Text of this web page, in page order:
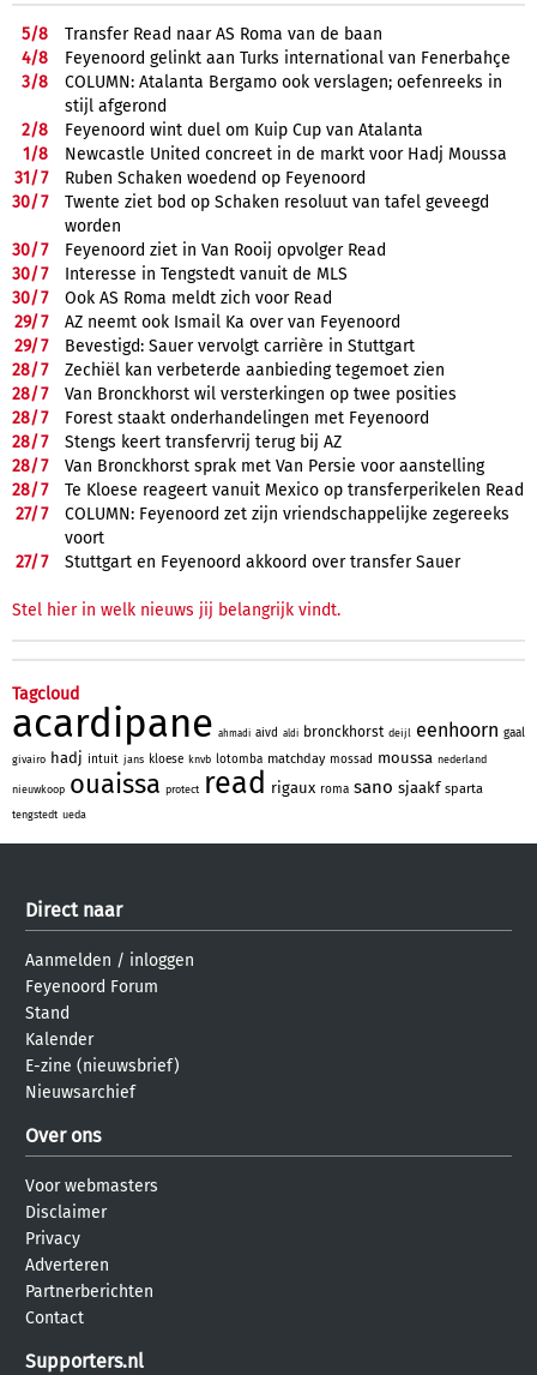
5/8
Transfer Read naar AS Roma van de baan
4/8
Feyenoord gelinkt aan Turks international van Fenerbahçe
3/8
COLUMN: Atalanta Bergamo ook verslagen; oefenreeks in
stijl afgerond
2/8
Feyenoord wint duel om Kuip Cup van Atalanta
1/8
Newcastle United concreet in de markt voor Hadj Moussa
31/7
Ruben Schaken woedend op Feyenoord
30/7
Twente ziet bod op Schaken resoluut van tafel geveegd
worden
30/7
Feyenoord ziet in Van Rooij opvolger Read
30/7
Interesse in Tengstedt vanuit de MLS
30/7
Ook AS Roma meldt zich voor Read
29/7
AZ neemt ook Ismail Ka over van Feyenoord
29/7
Bevestigd: Sauer vervolgt carrière in Stuttgart
28/7
Zechiël kan verbeterde aanbieding tegemoet zien
28/7
Van Bronckhorst wil versterkingen op twee posities
28/7
Forest staakt onderhandelingen met Feyenoord
28/7
Stengs keert transfervrij terug bij AZ
28/7
Van Bronckhorst sprak met Van Persie voor aanstelling
28/7
Te Kloese reageert vanuit Mexico op transferperikelen Read
27/7
COLUMN: Feyenoord zet zijn vriendschappelijke zegereeks
voort
27/7 Stuttgart en Feyenoord akkoord over transfer Sauer
Stel hier in welk nieuws jij belangrijk vindt.
Tagcloud
acardipane ahmadi aivd aldi bronckhorst deijl eenhoorn gaal
givairo hadj intuit jans kloese knvb lotomba matchday mossad moussa nederland
nieuwkoop ouaissa protect read rigaux roma sano sjaakf sparta
tengstedt ueda
Direct naar
Aanmelden / inloggen
Feyenoord Forum
Stand
Kalender
E-zine (nieuwsbrief)
Nieuwsarchief
Over ons
Voor webmasters
Disclaimer
Privacy
Adverteren
Partnerberichten
Contact
Supporters.nl